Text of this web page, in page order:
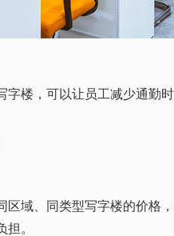
楼，可以让员工减少通勤
域、同类型写字楼的价格
。